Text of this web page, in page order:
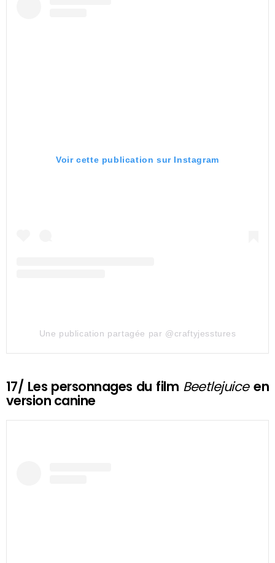
Voir cette publication sur Instagram
Une publication partagée par @craftyjesstures
17/ Les personnages du film Beetlejuiceen
version canine